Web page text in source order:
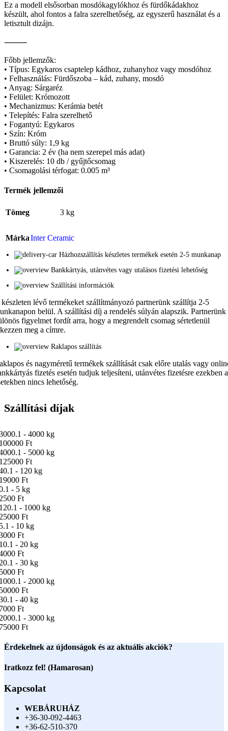
Ez a modell elsősorban mosdókagylókhoz és fürdőkádakhoz
készült, ahol fontos a falra szerelhetőség, az egyszerű használat és a
letisztult dizájn.
⸻
Főbb jellemzők:
• Típus: Egykaros csaptelep kádhoz, zuhanyhoz vagy mosdóhoz
• Felhasználás: Fürdőszoba – kád, zuhany, mosdó
• Anyag: Sárgaréz
• Felület: Krómozott
• Mechanizmus: Kerámia betét
• Telepítés: Falra szerelhető
• Fogantyú: Egykaros
• Szín: Króm
• Bruttó súly: 1,9 kg
• Garancia: 2 év (ha nem szerepel más adat)
• Kiszerelés: 10 db / gyűjtőcsomag
• Csomagolási térfogat: 0.005 m³
Termék jellemzői
Tömeg 3 kg
MárkaInter Ceramic
Házhozszállítás készletes termékek esetén 2-5 munkanap
Bankkártyás, utánvétes vagy utalásos fizetési lehetőség
Szállítási információk
lévő termékeket szállítmányozó partnerünk szállítja 2-5
belül. A szállítási díj a rendelés súlyán alapszik. Partnerünk
figyelmet fordít arra, hogy a megrendelt csomag sértetlenül
meg a címre.
Raklapos szállítás
és nagyméretű termékek szállítását csak előre utalás vagy
fizetés esetén tudjuk teljesíteni, utánvétes fizetésre ezekben
nincs lehetőség.
Szállítási díjak
- 4000 kg
Ft
- 5000 kg
Ft
- 120 kg
Ft
- 5 kg
Ft
- 1000 kg
Ft
- 10 kg
Ft
- 20 kg
Ft
- 30 kg
Ft
- 2000 kg
Ft
- 40 kg
Ft
- 3000 kg
Ft
Érdekelnek az újdonságok és az aktuális akciók?
Iratkozz fel! (Hamarosan)
Kapcsolat
WEBÁRUHÁZ
+36-30-092-4463
+36-62-510-370